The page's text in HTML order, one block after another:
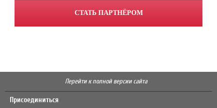
СТАТЬ ПАРТНЁРОМ
Перейти к полной версии сайта
Присоединиться